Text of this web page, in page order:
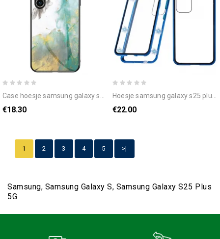
case hoesje samsung galaxy s25 plus 5g telefoonhoesje marmer gehard glas
€18.30
hoesje samsung galaxy s25 plus 5g magnetische bescherming bescherming hoesje
€22.00
1 2 3 4 5 >|
Samsung, Samsung Galaxy S, Samsung Galaxy S25 Plus
5G